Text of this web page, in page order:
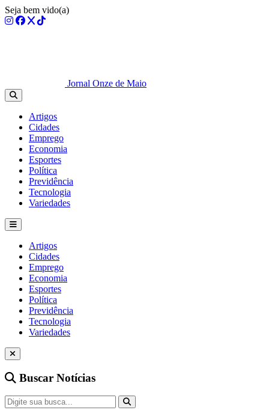
Seja bem vido(a)
Jornal Onze de Maio
Artigos
Cidades
Emprego
Economia
Esportes
Política
Previdência
Tecnologia
Variedades
Artigos
Cidades
Emprego
Economia
Esportes
Política
Previdência
Tecnologia
Variedades
Buscar Notícias